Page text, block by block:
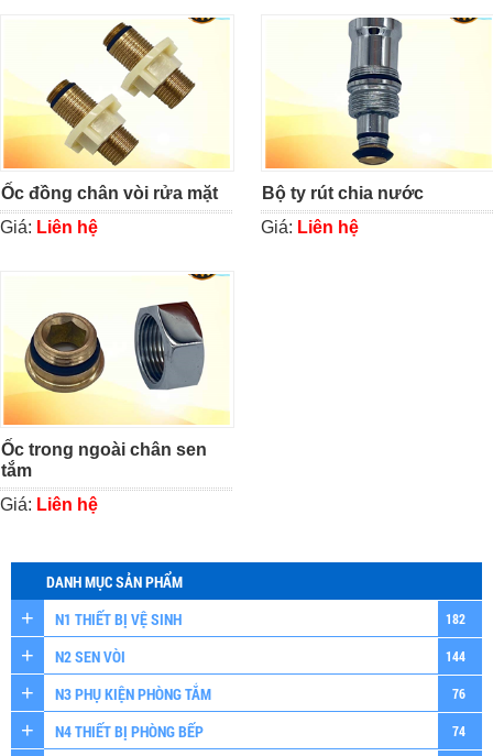
Ốc đồng chân vòi rửa mặt
Giá: Liên hệ
Bộ ty rút chia nước
Giá: Liên hệ
Ốc trong ngoài chân sen
tắm
Giá: Liên hệ
DANH MỤC SẢN PHẨM
N1 THIẾT BỊ VỆ SINH
182
N2 SEN VÒI 144
N3 PHỤ KIỆN PHÒNG TẮM 76
N4 THIẾT BỊ PHÒNG BẾP 74